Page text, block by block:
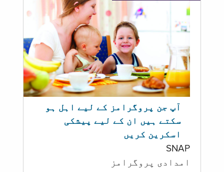
آپ جن پروگرامز کے لیے اہل ہو
سکتے ہیں ان کے لیے پیشکی
اسکرین کریں
SNAP
امدادی پروگرامز